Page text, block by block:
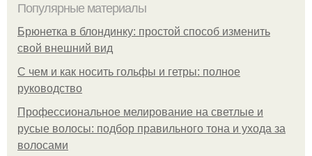
Популярные материалы
Брюнетка в блондинку: простой способ изменить
свой внешний вид
С чем и как носить гольфы и гетры: полное
руководство
Профессиональное мелирование на светлые и
русые волосы: подбор правильного тона и ухода за
волосами